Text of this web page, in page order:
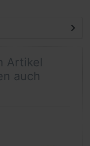
Artikel
auch